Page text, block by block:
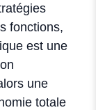
fonctions,
est une
une
totale